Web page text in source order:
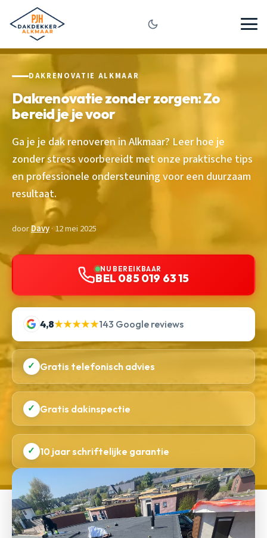
DAKRENOVATIE ALKMAAR
Dakrenovatie zonder zorgen: Zo
bereid je je voor
Ga je je dak renoveren in Alkmaar? Leer hoe je
zonder stress voorbereidt met onze praktische tips
en professionele ondersteuning voor een duurzaam
resultaat.
doorDavy· 12 mei 2025
NU BEREIKBAAR
BEL 085 019 63 15
4,8★★★★★143 Google reviews
✓ Gratis telefonisch advies
✓ Gratis dakinspectie
✓ 10 jaar schriftelijke garantie